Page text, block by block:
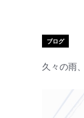
ブログ
久々の雨